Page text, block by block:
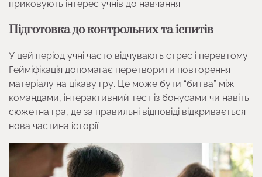
приковують інтерес учнів до навчання.
Підготовка до контрольних та іспитів
У цей період учні часто відчувають стрес і перевтому.
Гейміфікація допомагає перетворити повторення
матеріалу на цікаву гру. Це може бути “битва” між
командами, інтерактивний тест із бонусами чи навіть
сюжетна гра, де за правильні відповіді відкривається
нова частина історії.